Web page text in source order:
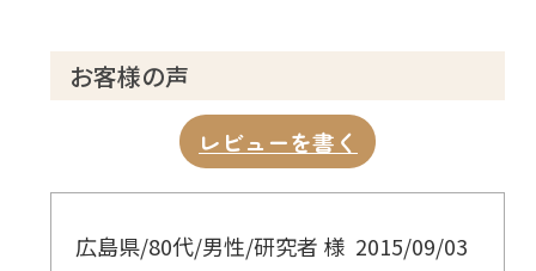
お客様の声
レビューを書く
広島県/80代/男性/研究者 様 2015/09/03